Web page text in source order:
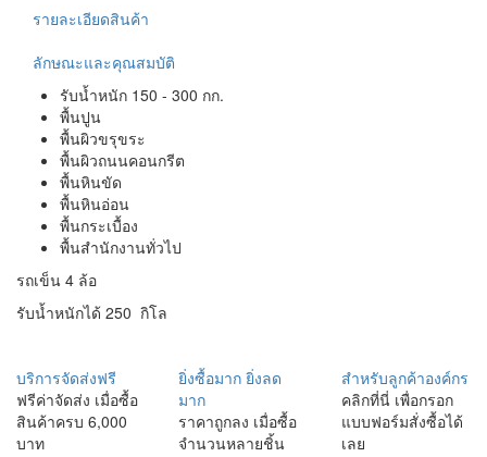
รายละเอียดสินค้า
ลักษณะและคุณสมบัติ
รับน้ำหนัก 150 - 300 กก.
พื้นปูน
พื้นผิวขรุขระ
พื้นผิวถนนคอนกรีต
พื้นหินขัด
พื้นหินอ่อน
พื้นกระเบื้อง
พื้นสำนักงานทั่วไป
รถเข็น 4 ล้อ
รับน้ำหนักได้ 250 กิโล
บริการจัดส่งฟรี
ฟรีค่าจัดส่ง เมื่อซื้อ
สินค้าครบ 6,000
บาท
ยิ่งซื้อมาก ยิ่งลด
มาก
ราคาถูกลง เมื่อซื้อ
จำนวนหลายชิ้น
สำหรับลูกค้าองค์กร
คลิกที่นี่ เพื่อกรอก
แบบฟอร์มสั่งซื้อได้
เลย